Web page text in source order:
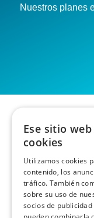
Nuestros planes
Ese sitio
cookies
Utilizamos cookies
contenido, los
tráfico. También
sobre su uso de
socios de